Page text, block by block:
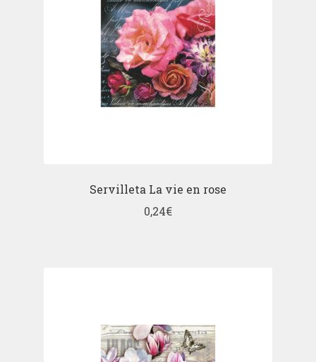
Servilleta La vie en rose
0,24€